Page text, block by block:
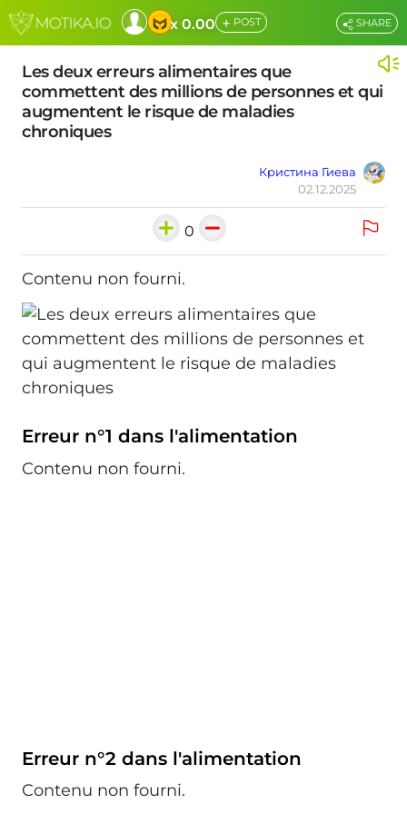
x 0.00 + POST
Les deux erreurs alimentaires que
commettent des millions de personnes et qui
augmentent le risque de maladies
chroniques
Кристина Гиева
02.12.2025
SHARE
0
Contenu non fourni.
Erreur n°1 dans l'alimentation
Contenu non fourni.
Erreur n°2 dans l'alimentation
Contenu non fourni.